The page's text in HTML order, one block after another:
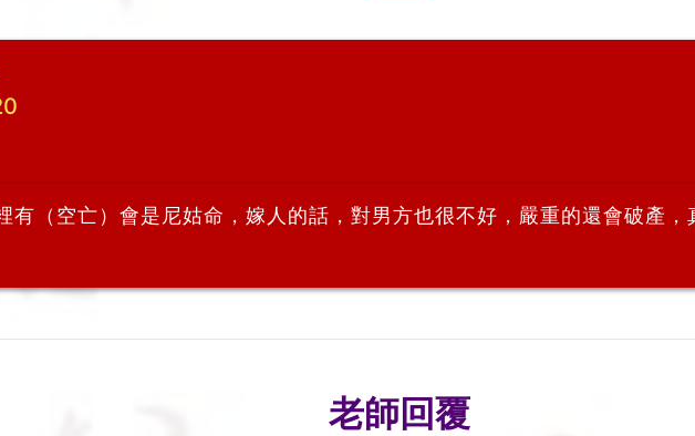
有（空亡）會是尼姑命，嫁人的話，對男方也很不好，嚴重的還會破產
老師回覆